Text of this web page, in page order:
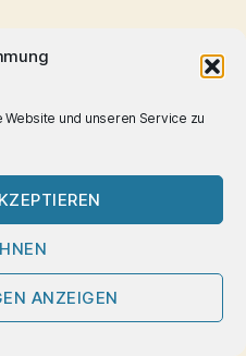
und unseren Service zu
ANZEIGEN
Ich will und kann
auch lieben kann, aber
Klarheit, die das
von der Zuversicht kommt,
ohne Freiheit des
Unwirklichen stehen, das
zu bestehen.“
1938 an Judith Karasz